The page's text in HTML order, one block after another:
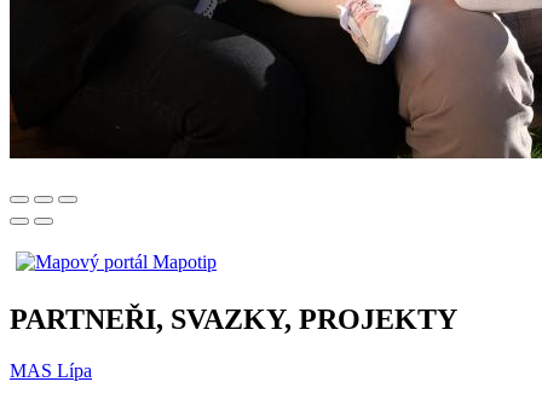
PARTNEŘI, SVAZKY, PROJEKTY
MAS Lípa